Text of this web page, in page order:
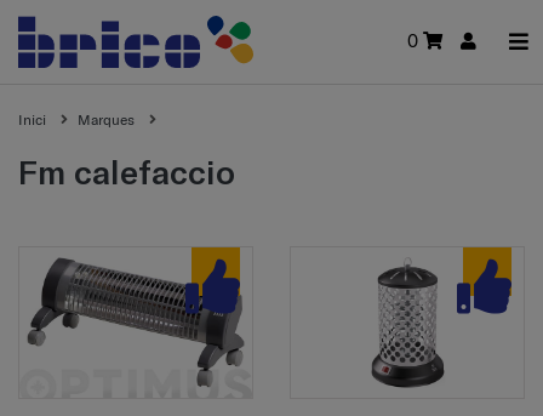
0
Inici Marques
fm calefaccio